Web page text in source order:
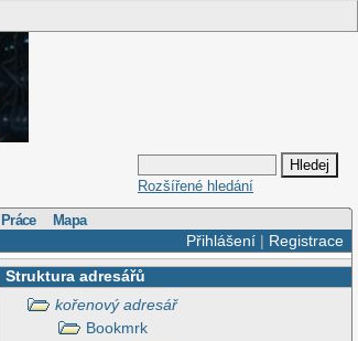
Rozšířené hledání
Práce Mapa
Přihlášení| Registrace
Struktura adresářů
kořenový adresář
Bookmrk